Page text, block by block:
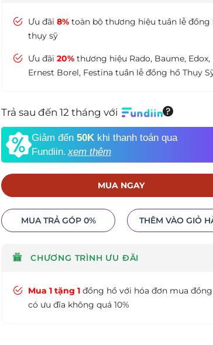
Ưu đãi 8% toàn bộ thương hiệu tuần lễ đồng
thụy sỹ
Ưu đãi 20% thương hiệu Rado, Baume, Edox,
Ernest Borel, Festina tuần lễ đồng hồ Thụy
Trả sau đến 12 tháng với
Giảm đến 50K khi thanh toán qua
Fundiin.xem thêm
MUA NGAY
MUA TRẢ GÓP 0% THÊM VÀO GIỎ
CHƯƠNG TRÌNH ƯU ĐÃI
Mua 1 tặng 1 đồng hồ với hóa đơn mua
có ưu đĩa không quá 10%